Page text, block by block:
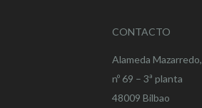
CONTACTO
Alameda Mazarredo,
nº 69 – 3ª planta
48009 Bilbao